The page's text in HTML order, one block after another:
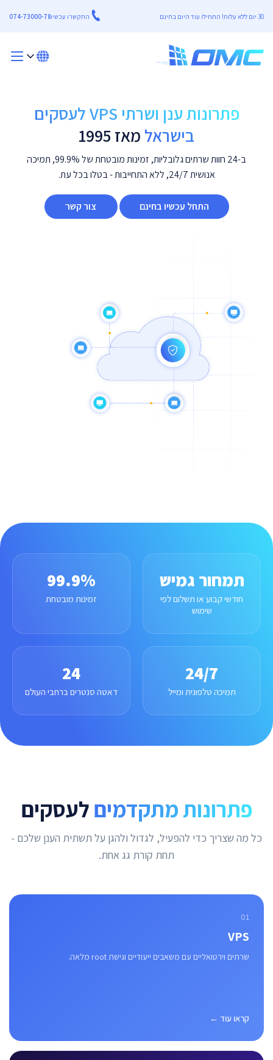
30 יום ללא עלות! התחילו עוד היום בחינם התקשרו עכשיו074-73000-78
פתרונות ענן ושרתי VPS לעסקים
בישראל מאז 1995
ב-24 חוות שרתים גלובליות, זמינות מובטחת של 99.9%, תמיכה
אנושית 24/7, ללא התחייבות - בטלו בכל עת.
התחל עכשיו בחינם צור קשר
תמחור גמיש
חודשי קבוע או תשלום לפי
שימוש
99.9%
זמינות מובטחת
24/7
תמיכה טלפונית ומייל
24
דאטה סנטרים ברחבי העולם
פתרונות מתקדמיםלעסקים
כל מה שצריך כדי להפעיל, לגדול ולהגן על תשתית הענן שלכם -
תחת קורת גג אחת.
01
VPS
שרתים וירטואליים עם משאבים ייעודיים וגישת root מלאה.
קראו עוד ←